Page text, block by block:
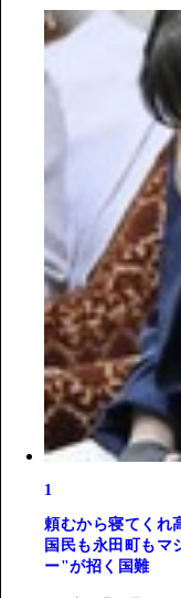
1
頼むから寝てく
国民も永田町も
ー"が招く国難